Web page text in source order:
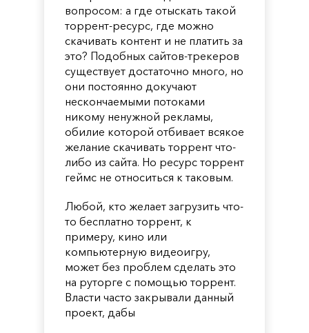
вопросом: а где отыскать такой
торрент-ресурс, где можно
скачивать контент и не платить за
это? Подобных сайтов-трекеров
существует достаточно много, но
они постоянно докучают
нескончаемыми потоками
никому ненужной рекламы,
обилие которой отбивает всякое
желание скачивать торрент что-
либо из сайта. Но ресурс торрент
геймс не относиться к таковым.
Любой, кто желает загрузить что-
то бесплатно торрент, к
примеру, кино или
компьютерную видеоигру,
может без проблем сделать это
на руторге с помощью торрент.
Власти часто закрывали данный
проект, дабы